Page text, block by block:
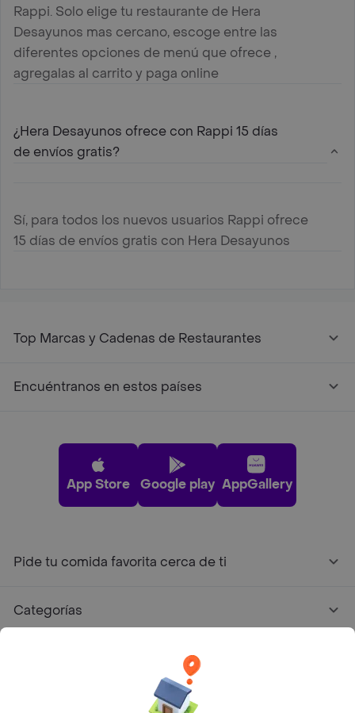
Rappi. Solo elige tu restaurante de Hera
Desayunos mas cercano, escoge entre las
diferentes opciones de menú que ofrece ,
agregalas al carrito y paga online
¿Hera Desayunos ofrece con Rappi 15 días
de envíos gratis?
Sí, para todos los nuevos usuarios Rappi ofrece
15 días de envíos gratis con Hera Desayunos
Top Marcas y Cadenas de Restaurantes
Encuéntranos en estos países
App Store Google play AppGallery
Pide tu comida favorita cerca de ti
Categorías